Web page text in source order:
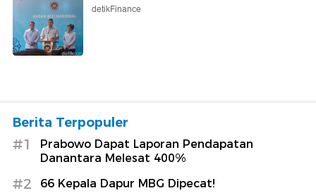
detikFinance
Berita Terpopuler
#1
Prabowo Dapat Laporan Pendapatan
Danantara Melesat 400%
#2 66 Kepala Dapur MBG Dipecat!